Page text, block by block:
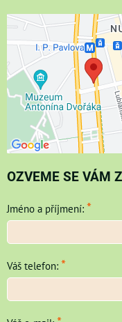
OZVEME SE VÁM
Jméno a příjmení: *
Váš telefon: *